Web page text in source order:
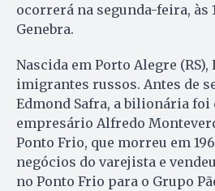
ocorrerá na segunda-feira, às
Genebra.
Nascida em Porto Alegre
imigrantes russos. Antes de
Edmond Safra, a bilionária foi
empresário Alfredo
Ponto Frio, que morreu em
negócios do varejista e
no Ponto Frio para o Grupo